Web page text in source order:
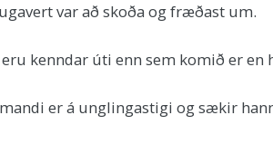
var að skoða og fræðast um.
kenndar úti enn sem komið er
er á unglingastigi og sækir